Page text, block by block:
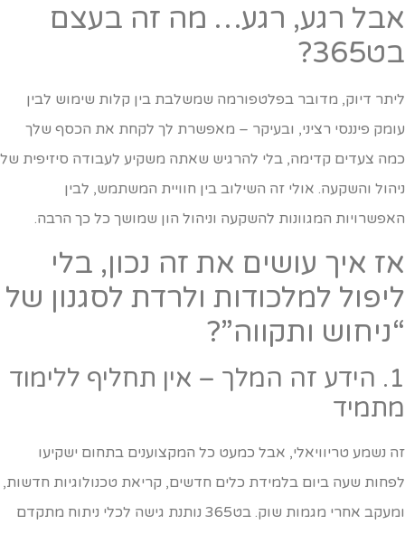
רגע, רגע… מה זה בעצם
דיוק, מדובר בפלטפורמה שמשלבת בין קלות שימוש לבין
פיננסי רציני, ובעיקר – מאפשרת לך לקחת את הכסף שלך
צעדים קדימה, בלי להרגיש שאתה משקיע לעבודה סיזיפית של
והשקעה. אולי זה השילוב בין חוויית המשתמש, לבין
המגוונות להשקעה וניהול הון שמושך כל כך הרבה.
איך עושים את זה נכון, בלי
למלכודות ולרדת לסגנון של
ותקווה”?
1. הידע זה המלך – אין תחליף ללימוד
נשמע טריוויאלי, אבל כמעט כל המקצוענים בתחום ישקיעו
שעה ביום בלמידת כלים חדשים, קריאת טכנולוגיות חדשות,
ומעקב אחרי מגמות שוק. בט365 נותנת גישה לכלי ניתוח מתקדם